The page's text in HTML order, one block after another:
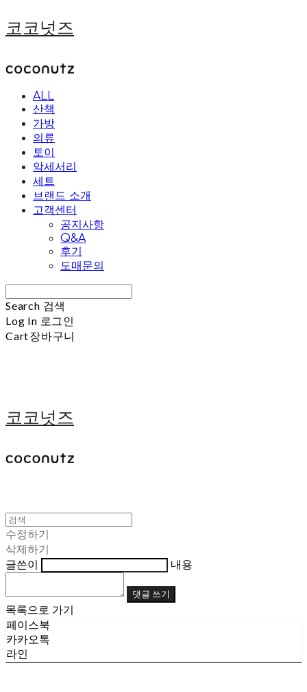
코코넛즈
ALL
산책
가방
의류
토이
악세서리
세트
브랜드 소개
고객센터
공지사항
Q&A
후기
도매문의
Search 검색
Log In 로그인
Cart장바구니
코코넛즈
수정하기
삭제하기
글쓴이
내용
댓글 쓰기
목록으로 가기
페이스북
카카오톡
라인